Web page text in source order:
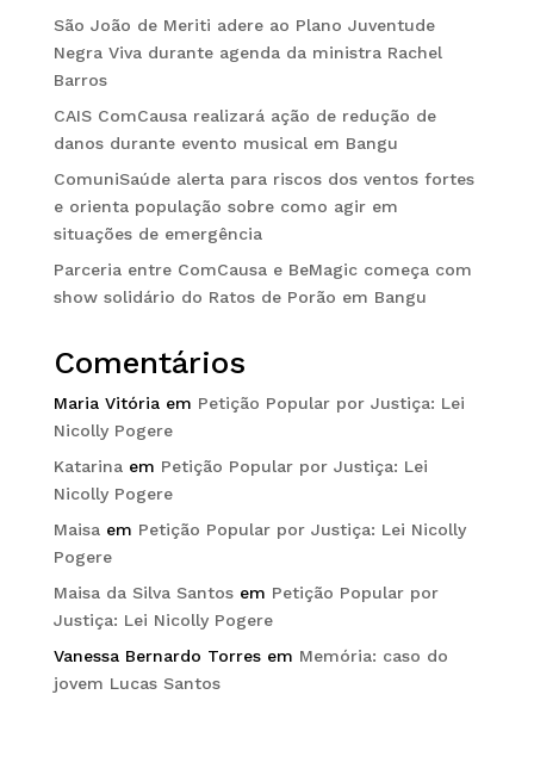
São João de Meriti adere ao Plano Juventude
Negra Viva durante agenda da ministra Rachel
Barros
CAIS ComCausa realizará ação de redução de
danos durante evento musical em Bangu
ComuniSaúde alerta para riscos dos ventos fortes
e orienta população sobre como agir em
situações de emergência
Parceria entre ComCausa e BeMagic começa com
show solidário do Ratos de Porão em Bangu
Comentários
Maria Vitóriaem Petição Popular por Justiça: Lei
Nicolly Pogere
Katarinaem Petição Popular por Justiça: Lei
Nicolly Pogere
Maisaem Petição Popular por Justiça: Lei Nicolly
Pogere
Maisa da Silva Santosem Petição Popular por
Justiça: Lei Nicolly Pogere
Vanessa Bernardo Torresem Memória: caso do
jovem Lucas Santos